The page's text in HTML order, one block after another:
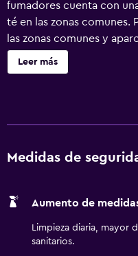
fumadores cuenta con
té en las zonas comunes.
las zonas comunes y
encontrarás lavandería,
check-out exprés. No se
siguientes servicios
navegar por la web
incluyen escritorio y
Leer más
Medidas de
Aumento de
Limpieza diaria, mayor
sanitarios.